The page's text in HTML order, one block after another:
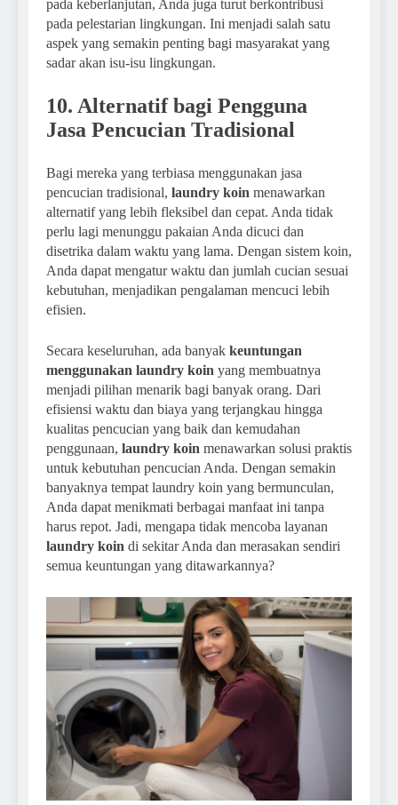
pada keberlanjutan, Anda juga turut berkontribusi
pada pelestarian lingkungan. Ini menjadi salah satu
aspek yang semakin penting bagi masyarakat yang
sadar akan isu-isu lingkungan.
10. Alternatif bagi Pengguna
Jasa Pencucian Tradisional
Bagi mereka yang terbiasa menggunakan jasa
pencucian tradisional, laundry koin menawarkan
alternatif yang lebih fleksibel dan cepat. Anda tidak
perlu lagi menunggu pakaian Anda dicuci dan
disetrika dalam waktu yang lama. Dengan sistem koin,
Anda dapat mengatur waktu dan jumlah cucian sesuai
kebutuhan, menjadikan pengalaman mencuci lebih
efisien.
Secara keseluruhan, ada banyak keuntungan
menggunakan laundry koin yang membuatnya
menjadi pilihan menarik bagi banyak orang. Dari
efisiensi waktu dan biaya yang terjangkau hingga
kualitas pencucian yang baik dan kemudahan
penggunaan, laundry koin menawarkan solusi praktis
untuk kebutuhan pencucian Anda. Dengan semakin
banyaknya tempat laundry koin yang bermunculan,
Anda dapat menikmati berbagai manfaat ini tanpa
harus repot. Jadi, mengapa tidak mencoba layanan
laundry koin di sekitar Anda dan merasakan sendiri
semua keuntungan yang ditawarkannya?